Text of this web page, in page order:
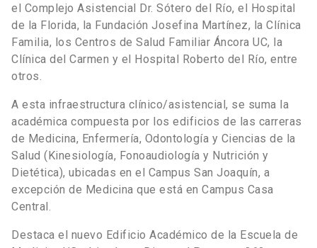
el Complejo Asistencial Dr. Sótero del Río, el Hospital
de la Florida, la Fundación Josefina Martínez, la Clínica
Familia, los Centros de Salud Familiar Áncora UC, la
Clínica del Carmen y el Hospital Roberto del Río, entre
otros.
A esta infraestructura clínico/asistencial, se suma la
académica compuesta por los edificios de las carreras
de Medicina, Enfermería, Odontología y Ciencias de la
Salud (Kinesiología, Fonoaudiología y Nutrición y
Dietética), ubicadas en el Campus San Joaquín, a
excepción de Medicina que está en Campus Casa
Central.
Destaca el nuevo Edificio Académico de la Escuela de